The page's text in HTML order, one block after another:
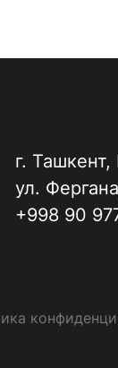
г.
ул.
+998 90